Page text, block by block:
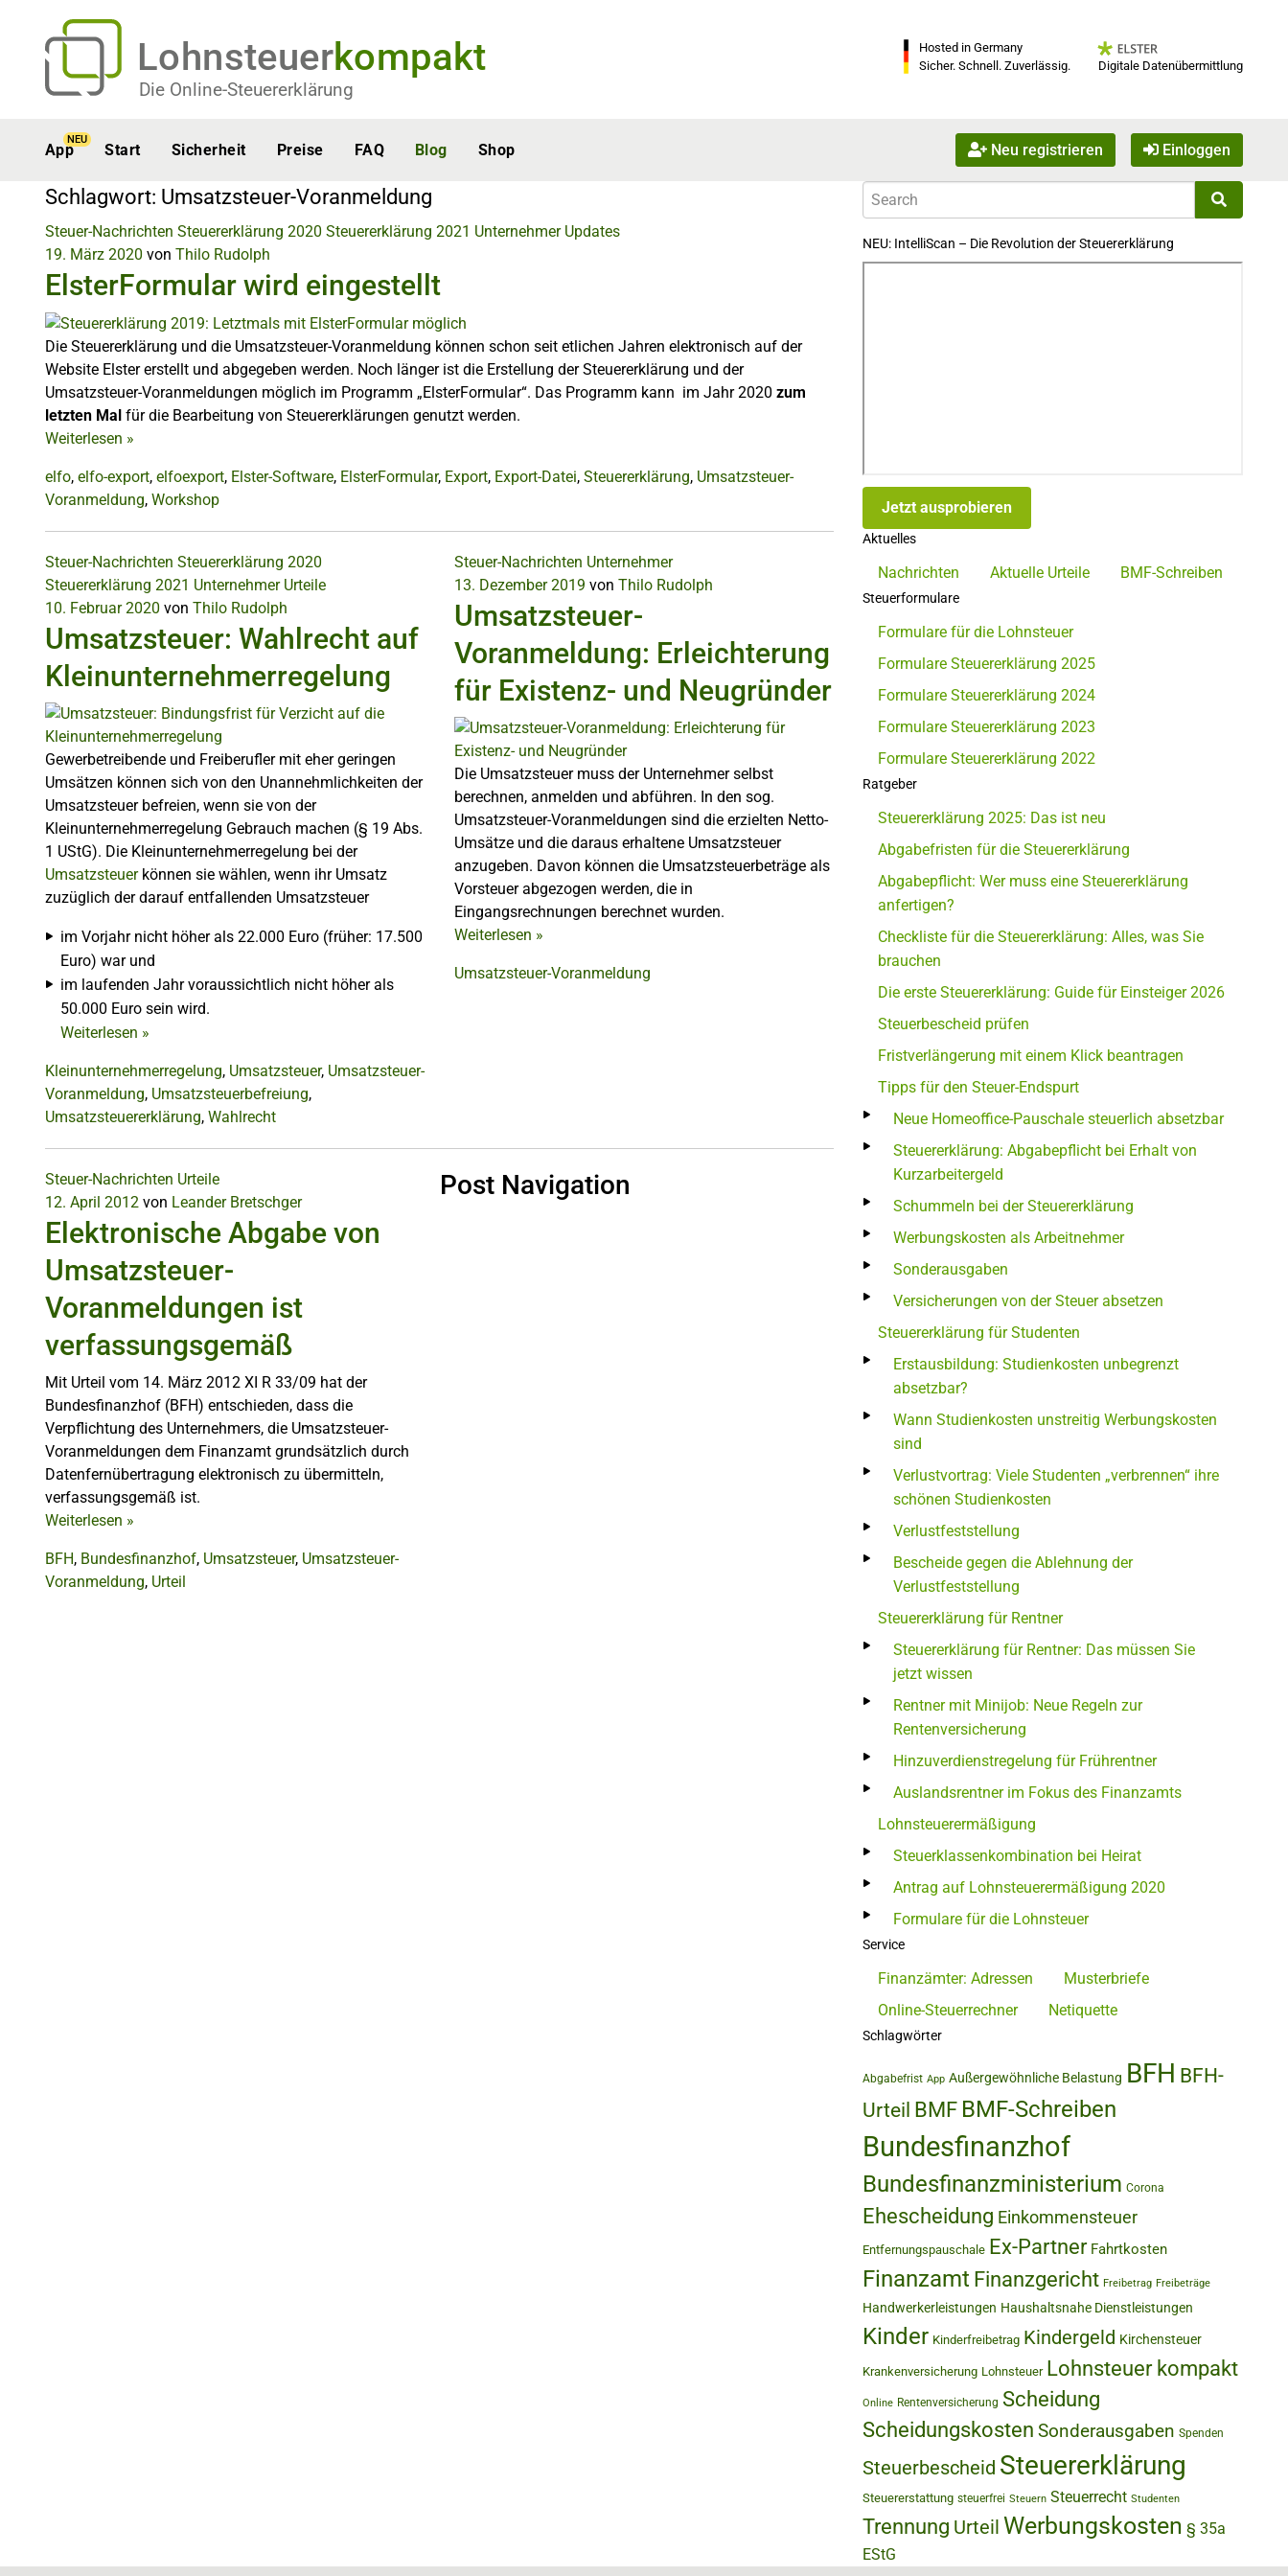
Lohnsteuerkompakt
Die Online-Steuererklärung
Hosted in Germany
Sicher. Schnell. Zuverlässig.
Digitale Datenübermittlung
App
NEU
Start Sicherheit Preise FAQ Blog Shop Neu registrieren Einloggen
Schlagwort: Umsatzsteuer-Voranmeldung
Steuer-Nachrichten Steuererklärung 2020 Steuererklärung 2021 Unternehmer Updates
19. März 2020 von Thilo Rudolph
ElsterFormular wird eingestellt
Die Steuererklärung und die Umsatzsteuer-Voranmeldung können schon seit etlichen Jahren elektronisch auf der
Website Elster erstellt und abgegeben werden. Noch länger ist die Erstellung der Steuererklärung und der
Umsatzsteuer-Voranmeldungen möglich im Programm „ElsterFormular“. Das Programm kann im Jahr 2020 zum
letzten Mal für die Bearbeitung von Steuererklärungen genutzt werden.
Weiterlesen »
elfo, elfo-export, elfoexport, Elster-Software, ElsterFormular, Export, Export-Datei, Steuererklärung, Umsatzsteuer-
Voranmeldung, Workshop
Steuer-Nachrichten Steuererklärung 2020
Steuererklärung 2021 Unternehmer Urteile
10. Februar 2020 von Thilo Rudolph
Umsatzsteuer: Wahlrecht auf
Kleinunternehmerregelung
Gewerbetreibende und Freiberufler mit eher geringen
Umsätzen können sich von den Unannehmlichkeiten der
Umsatzsteuer befreien, wenn sie von der
Kleinunternehmerregelung Gebrauch machen (§ 19 Abs.
1 UStG). Die Kleinunternehmerregelung bei der
Umsatzsteuerkönnen sie wählen, wenn ihr Umsatz
zuzüglich der darauf entfallenden Umsatzsteuer
im Vorjahr nicht höher als 22.000 Euro (früher: 17.500
Euro) war und
im laufenden Jahr voraussichtlich nicht höher als
50.000 Euro sein wird.
Weiterlesen »
Kleinunternehmerregelung, Umsatzsteuer, Umsatzsteuer-
Voranmeldung, Umsatzsteuerbefreiung,
Umsatzsteuererklärung, Wahlrecht
Steuer-Nachrichten Unternehmer
13. Dezember 2019 von Thilo Rudolph
Umsatzsteuer-
Voranmeldung: Erleichterung
für Existenz- und Neugründer
Die Umsatzsteuer muss der Unternehmer selbst
berechnen, anmelden und abführen. In den sog.
Umsatzsteuer-Voranmeldungen sind die erzielten Netto-
Umsätze und die daraus erhaltene Umsatzsteuer
anzugeben. Davon können die Umsatzsteuerbeträge als
Vorsteuer abgezogen werden, die in
Eingangsrechnungen berechnet wurden.
Weiterlesen »
Umsatzsteuer-Voranmeldung
Steuer-Nachrichten Urteile
12. April 2012 von Leander Bretschger
Elektronische Abgabe von
Umsatzsteuer-
Voranmeldungen ist
verfassungsgemäß
Mit Urteil vom 14. März 2012 XI R 33/09 hat der
Bundesfinanzhof (BFH) entschieden, dass die
Verpflichtung des Unternehmers, die Umsatzsteuer-
Voranmeldungen dem Finanzamt grundsätzlich durch
Datenfernübertragung elektronisch zu übermitteln,
verfassungsgemäß ist.
Weiterlesen »
BFH, Bundesfinanzhof, Umsatzsteuer, Umsatzsteuer-
Voranmeldung, Urteil
Post Navigation
NEU: IntelliScan – Die Revolution der Steuererklärung
Jetzt ausprobieren
Aktuelles
Nachrichten Aktuelle Urteile BMF-Schreiben
Steuerformulare
Formulare für die Lohnsteuer
Formulare Steuererklärung 2025
Formulare Steuererklärung 2024
Formulare Steuererklärung 2023
Formulare Steuererklärung 2022
Ratgeber
Steuererklärung 2025: Das ist neu
Abgabefristen für die Steuererklärung
Abgabepflicht: Wer muss eine Steuererklärung
anfertigen?
Checkliste für die Steuererklärung: Alles, was Sie
brauchen
Die erste Steuererklärung: Guide für Einsteiger 2026
Steuerbescheid prüfen
Fristverlängerung mit einem Klick beantragen
Tipps für den Steuer-Endspurt
Neue Homeoffice-Pauschale steuerlich absetzbar
Steuererklärung: Abgabepflicht bei Erhalt von
Kurzarbeitergeld
Schummeln bei der Steuererklärung
Werbungskosten als Arbeitnehmer
Sonderausgaben
Versicherungen von der Steuer absetzen
Steuererklärung für Studenten
Erstausbildung: Studienkosten unbegrenzt
absetzbar?
Wann Studienkosten unstreitig Werbungskosten
sind
Verlustvortrag: Viele Studenten „verbrennen“ ihre
schönen Studienkosten
Verlustfeststellung
Bescheide gegen die Ablehnung der
Verlustfeststellung
Steuererklärung für Rentner
Steuererklärung für Rentner: Das müssen Sie
jetzt wissen
Rentner mit Minijob: Neue Regeln zur
Rentenversicherung
Hinzuverdienstregelung für Frührentner
Auslandsrentner im Fokus des Finanzamts
Lohnsteuerermäßigung
Steuerklassenkombination bei Heirat
Antrag auf Lohnsteuerermäßigung 2020
Formulare für die Lohnsteuer
Service
Finanzämter: Adressen
Musterbriefe
Online-Steuerrechner
Netiquette
Schlagwörter
Abgabefrist App Außergewöhnliche Belastung BFH BFH-
Urteil BMF BMF-Schreiben
Bundesfinanzhof
Bundesfinanzministerium Corona
Ehescheidung Einkommensteuer
Entfernungspauschale Ex-Partner Fahrtkosten
Finanzamt Finanzgericht Freibetrag Freibeträge
Handwerkerleistungen Haushaltsnahe Dienstleistungen
Kinder Kinderfreibetrag Kindergeld Kirchensteuer
Krankenversicherung Lohnsteuer Lohnsteuer kompakt
Online Rentenversicherung Scheidung
Scheidungskosten Sonderausgaben Spenden
Steuerbescheid Steuererklärung
Steuererstattung steuerfrei Steuern Steuerrecht Studenten
Trennung Urteil Werbungskosten § 35a
EStG